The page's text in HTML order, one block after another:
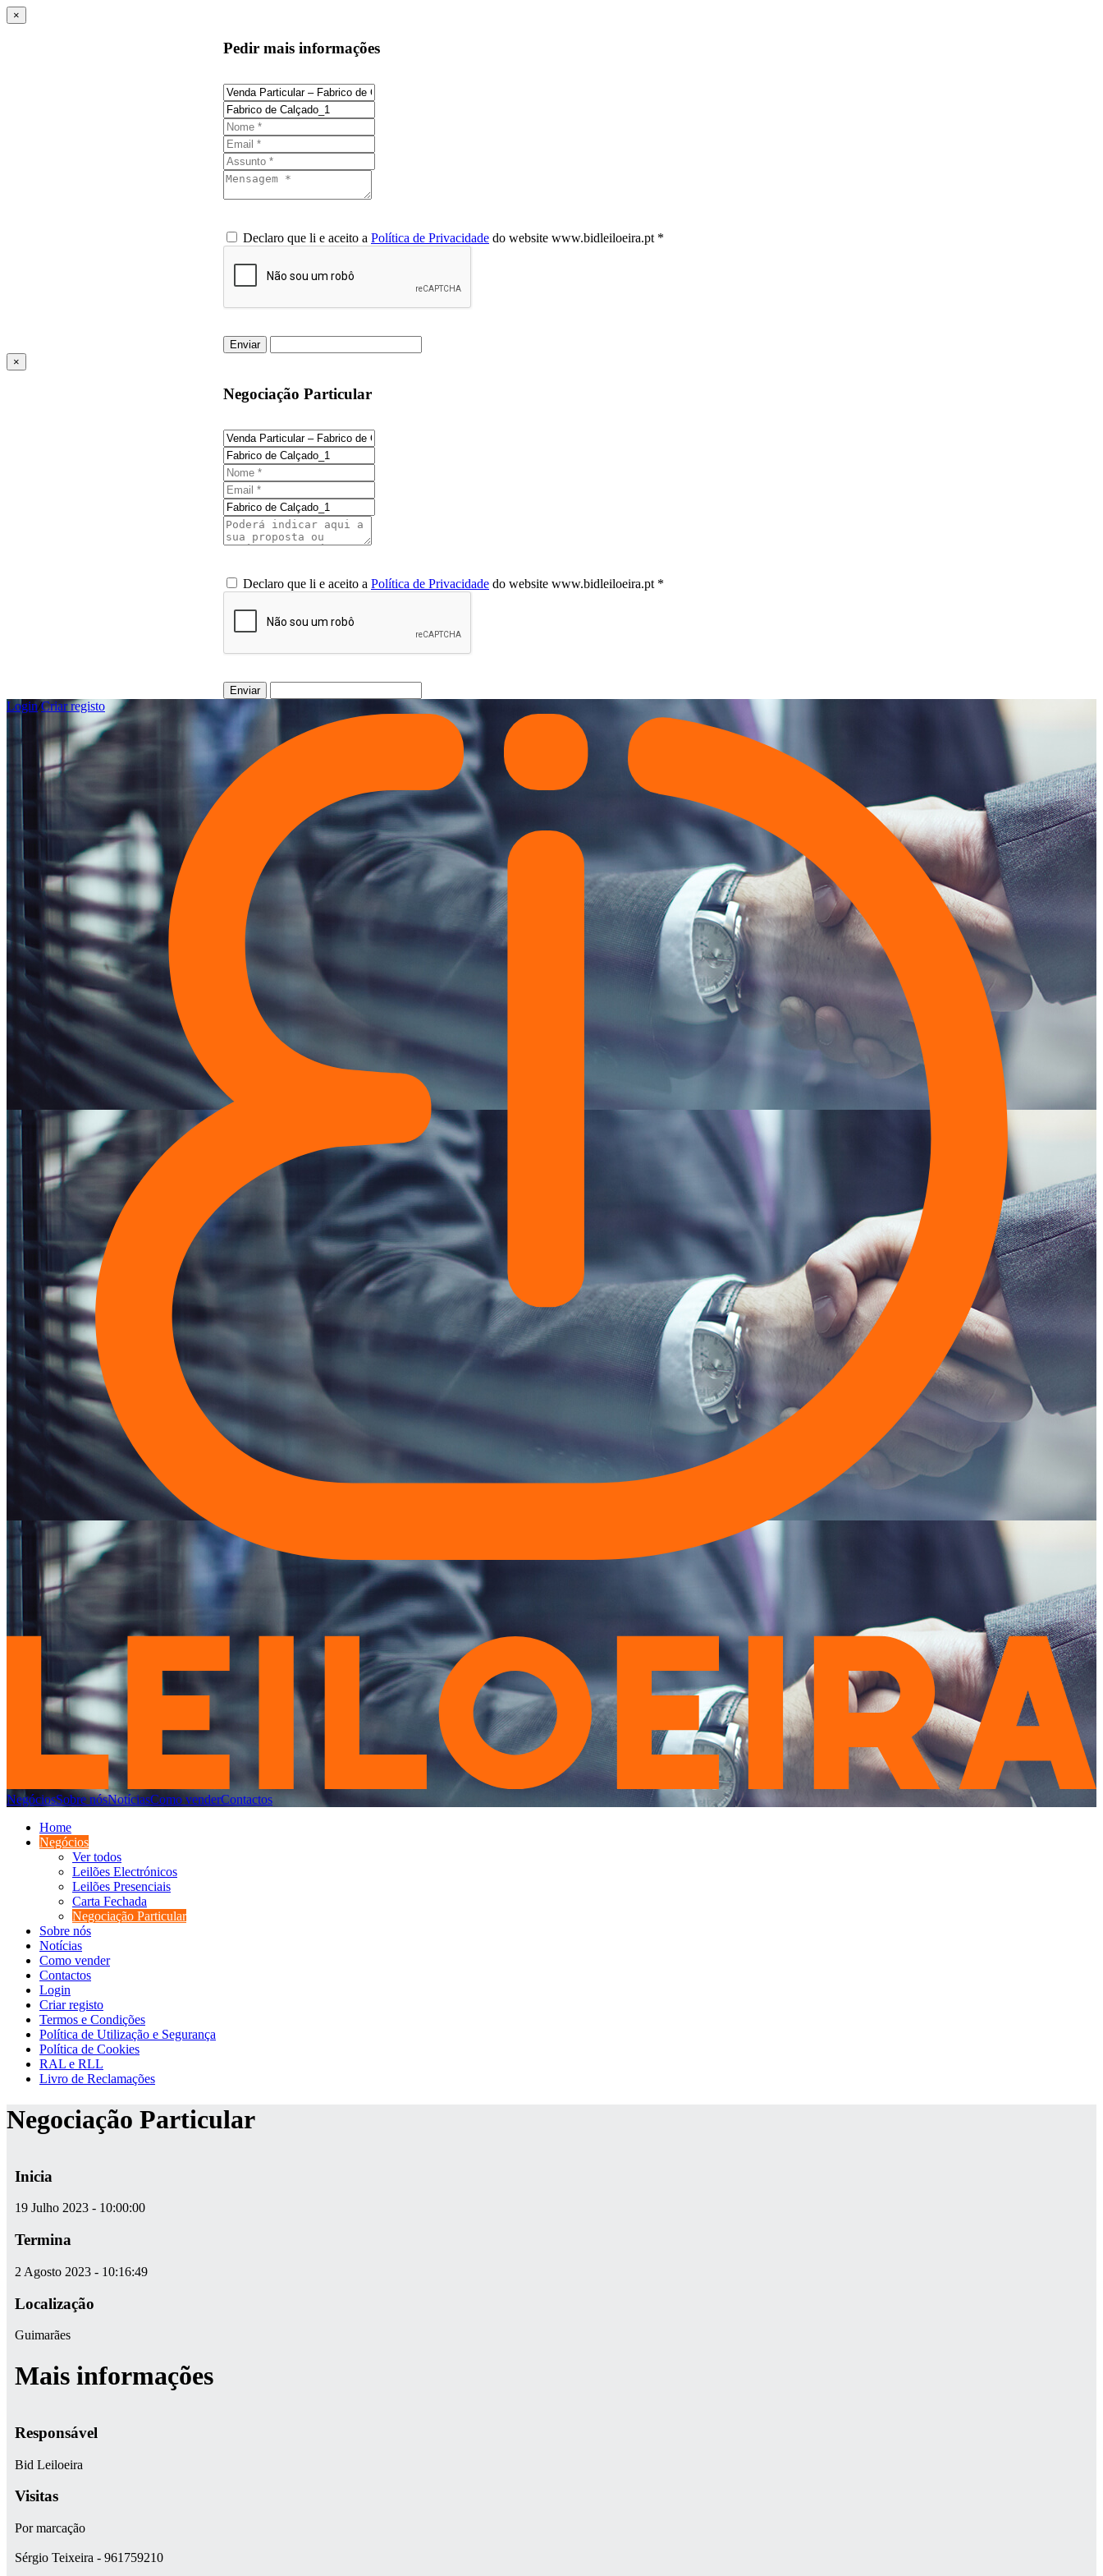
×
Pedir mais informações
Declaro que li e aceito a Política de Privacidade do website www.bidleiloeira.pt *
Enviar
×
Negociação Particular
Declaro que li e aceito a Política de Privacidade do website www.bidleiloeira.pt *
Enviar
Login/Criar registo
NegóciosSobre nósNotíciasComo venderContactos
Home
Negócios
Ver todos
Leilões Electrónicos
Leilões Presenciais
Carta Fechada
Negociação Particular
Sobre nós
Notícias
Como vender
Contactos
Login
Criar registo
Termos e Condições
Política de Utilização e Segurança
Política de Cookies
RAL e RLL
Livro de Reclamações
Negociação Particular
Inicia
19 Julho 2023 - 10:00:00
Termina
2 Agosto 2023 - 10:16:49
Localização
Guimarães
Mais informações
Responsável
Bid Leiloeira
Visitas
Por marcação
Sérgio Teixeira - 961759210